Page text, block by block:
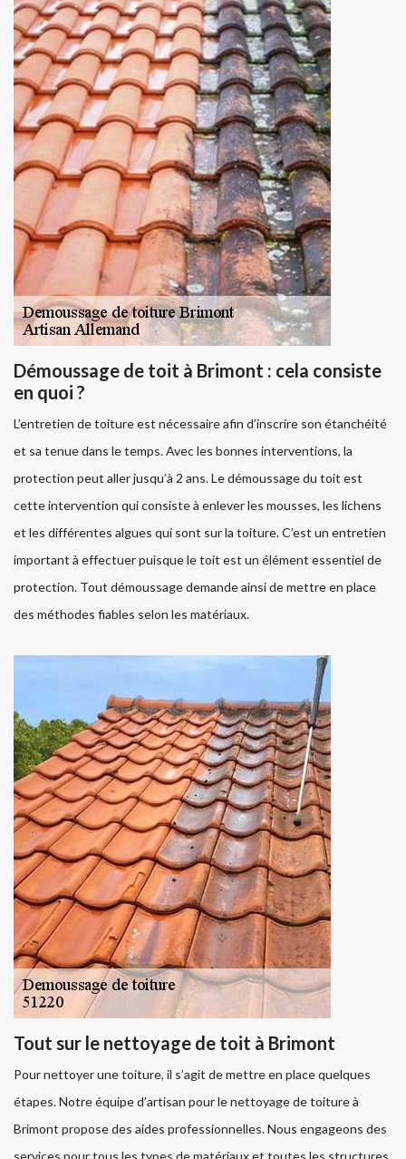
Démoussage de toit à Brimont : cela consiste
en quoi ?
L’entretien de toiture est nécessaire afin d’inscrire son étanchéité
et sa tenue dans le temps. Avec les bonnes interventions, la
protection peut aller jusqu’à 2 ans. Le démoussage du toit est
cette intervention qui consiste à enlever les mousses, les lichens
et les différentes algues qui sont sur la toiture. C’est un entretien
important à effectuer puisque le toit est un élément essentiel de
protection. Tout démoussage demande ainsi de mettre en place
des méthodes fiables selon les matériaux.
Tout sur le nettoyage de toit à Brimont
Pour nettoyer une toiture, il s’agit de mettre en place quelques
étapes. Notre équipe d’artisan pour le nettoyage de toiture à
Brimont propose des aides professionnelles. Nous engageons des
services pour tous les types de matériaux et toutes les structures